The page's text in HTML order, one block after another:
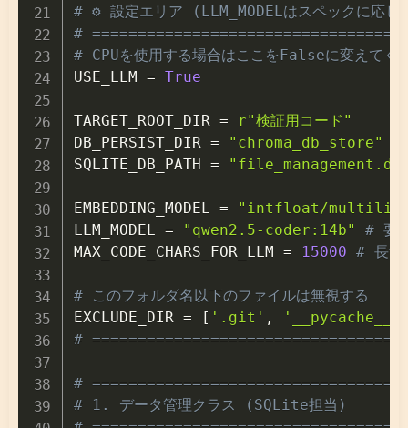
# ⚙️ 設定エリア (LLM_MODELはスペックに
#
# CPUを使用する場合はここをFalseに変えてく
USE_LLM = True
TARGET_ROOT_DIR =
r"検証用コード"
DB_PERSIST_DIR = "chroma_db_store"
SQLITE_DB_PATH =
EMBEDDING_MODEL =
"intfloat/
LLM_MODEL = "qwen2.5-coder:14b"
# 要
MAX_CODE_CHARS_FOR_LLM = 15000 # 長す
# このフォルダ名以下のファイルは無視する
EXCLUDE_DIR = [ '.git' , '__pycache__'
#
#
# 1. データ管理クラス (SQLite担当)